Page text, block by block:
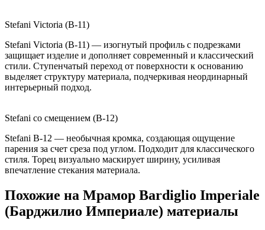
Stefani Victoria (B-11)
Stefani Victoria (B-11) — изогнутый профиль с подрезками
защищает изделие и дополняет современный и классический
стили. Ступенчатый переход от поверхности к основанию
выделяет структуру материала, подчеркивая неординарный
интерьерный подход.
Stefani со смещением (B-12)
Stefani B-12 — необычная кромка, создающая ощущение
парения за счет среза под углом. Подходит для классического
стиля. Торец визуально маскирует ширину, усиливая
впечатление стекания материала.
Похожие на Мрамор Bardiglio Imperiale
(Барджилио Империале) материалы